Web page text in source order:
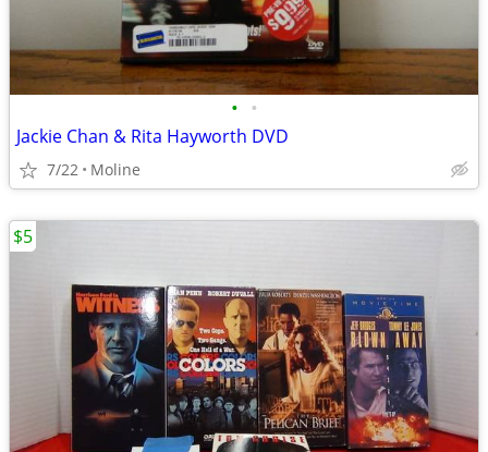
• •
Jackie Chan & Rita Hayworth DVD
7/22 Moline
$5